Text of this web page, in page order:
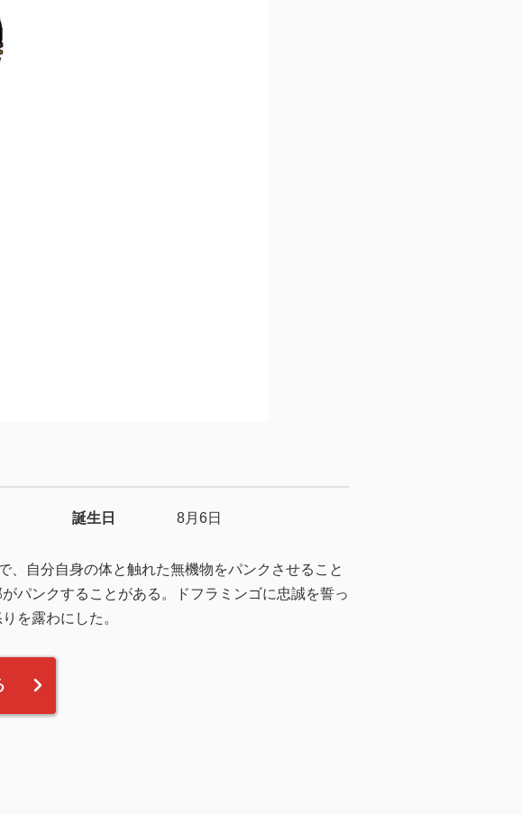
誕生日 8月6日
、自分自身の体と触れた無機物をパンクさせること
パンクすることがある。ドフラミンゴに忠誠を誓っ
を露わにした。